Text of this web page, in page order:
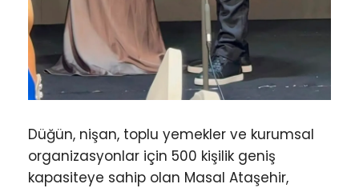
Düğün, nişan, toplu yemekler ve kurumsal
organizasyonlar için 500 kişilik geniş
kapasiteye sahip olan Masal Ataşehir,